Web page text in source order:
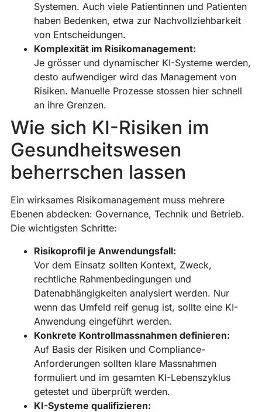
Systemen. Auch viele Patientinnen und Patienten
haben Bedenken, etwa zur Nachvollziehbarkeit
von Entscheidungen.
Komplexität im Risikomanagement:
Je grösser und dynamischer KI-Systeme werden,
desto aufwendiger wird das Management von
Risiken. Manuelle Prozesse stossen hier schnell
an ihre Grenzen.
Wie sich KI-Risiken im
Gesundheitswesen
beherrschen lassen
Ein wirksames Risikomanagement muss mehrere
Ebenen abdecken: Governance, Technik und Betrieb.
Die wichtigsten Schritte:
Risikoprofil je Anwendungsfall:
Vor dem Einsatz sollten Kontext, Zweck,
rechtliche Rahmenbedingungen und
Datenabhängigkeiten analysiert werden. Nur
wenn das Umfeld reif genug ist, sollte eine KI-
Anwendung eingeführt werden.
Konkrete Kontrollmassnahmen definieren:
Auf Basis der Risiken und Compliance-
Anforderungen sollten klare Massnahmen
formuliert und im gesamten KI-Lebenszyklus
getestet und überprüft werden.
KI-Systeme qualifizieren: